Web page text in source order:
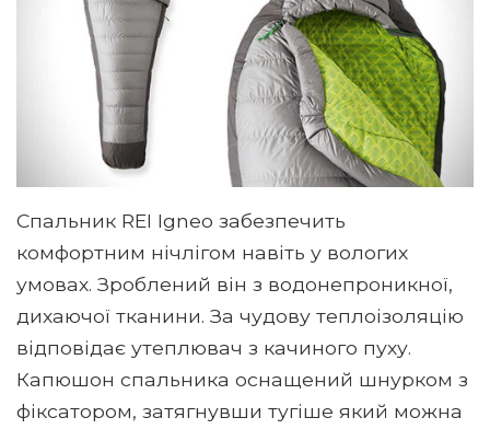
Спальник REI Igneo забезпечить
комфортним нічлігом навіть у вологих
умовах. Зроблений він з водонепроникної,
дихаючої тканини. За чудову теплоізоляцію
відповідає утеплювач з качиного пуху.
Капюшон спальника оснащений шнурком з
фіксатором, затягнувши тугіше який можна